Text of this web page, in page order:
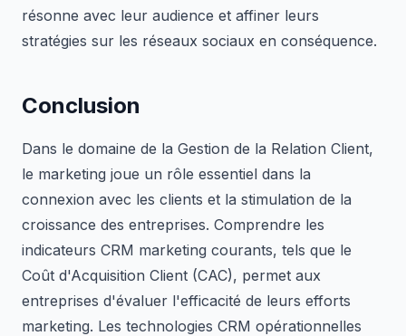
résonne avec leur audience et affiner leurs
stratégies sur les réseaux sociaux en conséquence.
Conclusion
Dans le domaine de la Gestion de la Relation Client,
le marketing joue un rôle essentiel dans la
connexion avec les clients et la stimulation de la
croissance des entreprises. Comprendre les
indicateurs CRM marketing courants, tels que le
Coût d'Acquisition Client (CAC), permet aux
entreprises d'évaluer l'efficacité de leurs efforts
marketing. Les technologies CRM opérationnelles